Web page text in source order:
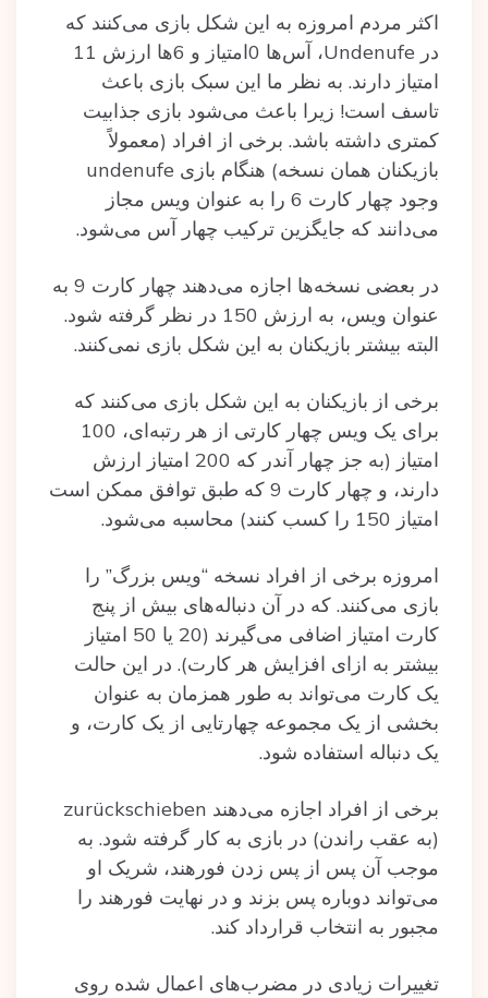
اکثر مردم امروزه به این شکل بازی می‌کنند که
در Undenufe، آس‌ها 0امتیاز و 6ها ارزش 11
امتیاز دارند. به نظر ما این سبک بازی باعث
تاسف است! زیرا باعث می‌شود بازی جذابیت
کمتری داشته باشد. برخی از افراد (معمولاً
بازیکنان همان نسخه) هنگام بازی undenufe
وجود چهار کارت 6 را به عنوان ویس مجاز
می‌دانند که جایگزین ترکیب چهار آس می‌شود.
در بعضی نسخه‌ها اجازه می‌دهند چهار کارت 9 به
عنوان ویس، به ارزش 150 در نظر گرفته شود.
البته بیشتر بازیکنان به این شکل بازی نمی‌کنند.
برخی از بازیکنان به این شکل بازی می‌کنند که
برای یک ویس چهار کارتی از هر رتبه‌ای، 100
امتیاز (به جز چهار آندر که 200 امتیاز ارزش
دارند، و چهار کارت 9 که طبق توافق ممکن است
امتیاز 150 را کسب کنند) محاسبه می‌شود.
امروزه برخی از افراد نسخه “ویس بزرگ” را
بازی می‌کنند. که در آن دنباله‌های بیش از پنج
کارت امتیاز اضافی می‌گیرند (20 یا 50 امتیاز
بیشتر به ازای افزایش هر کارت). در این حالت
یک کارت می‌تواند به طور همزمان به عنوان
بخشی از یک مجموعه چهارتایی از یک کارت، و
یک دنباله استفاده شود.
برخی از افراد اجازه می‌دهند zurückschieben
(به عقب راندن) در بازی به کار گرفته شود. به
موجب آن پس از پس زدن فورهند، شریک او
می‌تواند دوباره پس بزند و در نهایت فورهند را
مجبور به انتخاب قرارداد کند.
تغییرات زیادی در مضرب‌های اعمال شده روی